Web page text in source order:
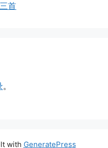
首
。
with GeneratePress